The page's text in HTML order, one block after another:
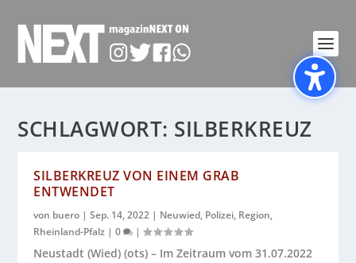
SCHLAGWORT: SILBERKREUZ
SILBERKREUZ VON EINEM GRAB
ENTWENDET
von buero |Sep. 14, 2022 | Neuwied, Polizei, Region,
Rheinland-Pfalz |0 |
Neustadt (Wied) (ots) – Im Zeitraum vom 31.07.2022